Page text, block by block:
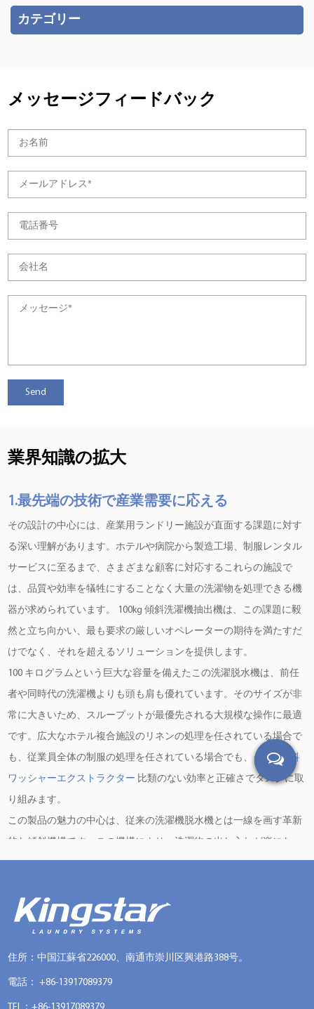
カテゴリー
メッセージフィードバック
業界知識の拡大
1.最先端の技術で産業需要に応える
その設計の中心には、産業用ランドリー施設が直面する課題に対す
る深い理解があります。ホテルや病院から製造工場、制服レンタル
サービスに至るまで、さまざまな顧客に対応するこれらの施設で
は、品質や効率を犠牲にすることなく大量の洗濯物を処理できる機
器が求められています。 100kg 傾斜洗濯機抽出機は、この課題に毅
然と立ち向かい、最も要求の厳しいオペレーターの期待を満たすだ
けでなく、それを超えるソリューションを提供します。
100 キログラムという巨大な容量を備えたこの洗濯脱水機は、前任
者や同時代の洗濯機よりも頭も肩も優れています。そのサイズが非
常に大きいため、スループットが最優先される大規模な操作に最適
です。広大なホテル複合施設のリネンの処理を任されている場合で
も、従業員全体の制服の処理を任されている場合でも、100kg傾斜
ワッシャーエクストラクター 比類のない効率と正確さでタスクに取
り組みます。
この製品の魅力の中心は、従来の洗濯機脱水機とは一線を画す革新
的な傾斜機構です。この機構により、洗濯物の出し入れが楽にな
り、オペレーターの負担を最小限に抑え、生産性を最大化します。
りする必要はありません。代わりに、マシンの直感的な設計を利用
してワークフローを合理化し、効率を最適化できます。
み込まれています。高度な制御システムにより、オペレーターは水
住所：中国江蘇省226000、南通市崇川区興港路388号。
電話： +86-13917089379